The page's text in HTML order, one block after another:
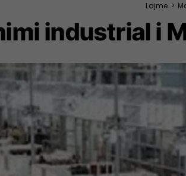
Lajme >
industrial i